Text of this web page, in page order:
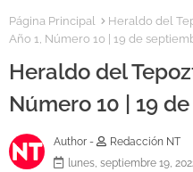
Página Principal Heraldo del
Año 1, Número 10 | 19 de
Heraldo del
Número 10 | 19
Author -
Redacción NT
lunes, septiembre 19,